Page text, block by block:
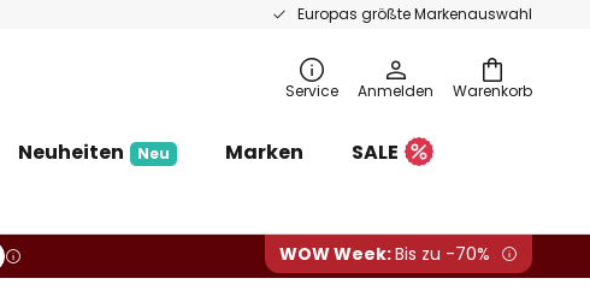
Europas größte Markenauswahl
Warenkorb
Service Anmelden
Neuheiten Neu Marken
SALE
WOW Week:Bis zu -70%